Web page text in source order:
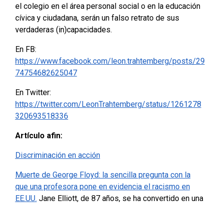
el colegio en el área personal social o en la educación
cívica y ciudadana, serán un falso retrato de sus
verdaderas (in)capacidades.
En FB:
https://www.facebook.com/leon.trahtemberg/posts/29
74754682625047
En Twitter:
https://twitter.com/LeonTrahtemberg/status/1261278
320693518336
Artículo afin:
Discriminación en acción
Muerte de George Floyd: la sencilla pregunta con la
que una profesora pone en evidencia el racismo en
EE.UU. Jane Elliott, de 87 años, se ha convertido en una